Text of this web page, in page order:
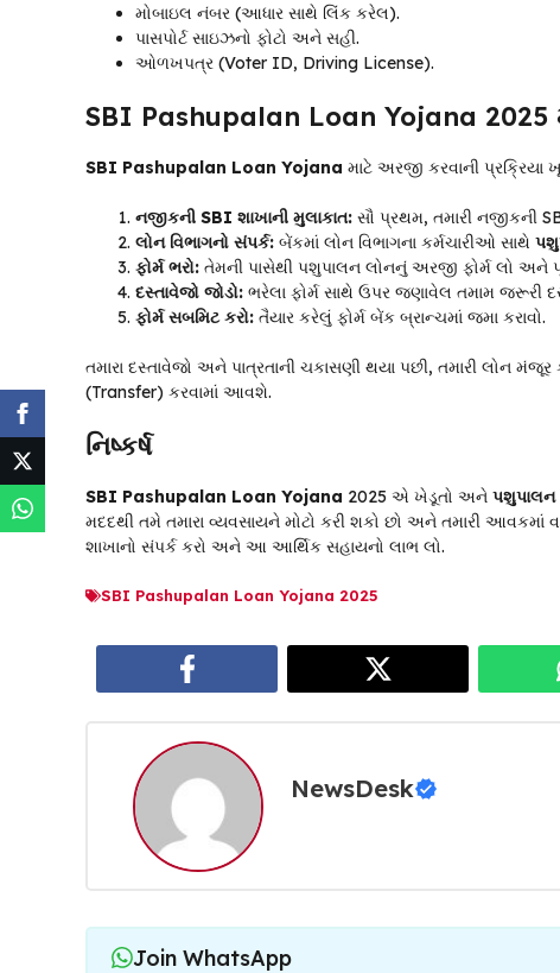
મોબાઇલ નંબર (આધાર સાથે લિંક કરેલ).
પાસપોર્ટ સાઇઝનો ફોટો અને સહી.
ઓળખપત્ર (Voter ID, Driving License).
SBI Pashupalan Loan Yojana 2025
SBI Pashupalan Loan Yojana માટે અરજી કરવાની
નજીકની SBI શાખાની મુલાકાત: સૌ પ્રથમ, તમારી નજીકની
લોન વિભાગનો સંપર્ક: બેંકમાં લોન વિભાગના કર્મચારીઓ સાથે
ફોર્મ ભરો: તેમની પાસેથી પશુપાલન લોનનું અરજી ફોર્મ લો અને
દસ્તાવેજો જોડો: ભરેલા ફોર્મ સાથે ઉપર જણાવેલ તમામ જરૂરી
ફોર્મ સબમિટ કરો: તૈયાર કરેલું ફોર્મ બેંક બ્રાન્ચમાં જમા કરાવો.
તમારા દસ્તાવેજો અને પાત્રતાની ચકાસણી થયા પછી, તમારી લોન
(Transfer) કરવામાં આવશે.
નિષ્કર્ષ
SBI Pashupalan Loan Yojana 2025 એ ખેડૂતો અને પશુપાલન
મદદથી તમે તમારા વ્યવસાયને મોટો કરી શકો છો અને તમારી આવકમાં
શાખાનો સંપર્ક કરો અને આ આર્થિક સહાયનો લાભ લો.
SBI Pashupalan Loan Yojana 2025
NewsDesk
Join WhatsApp